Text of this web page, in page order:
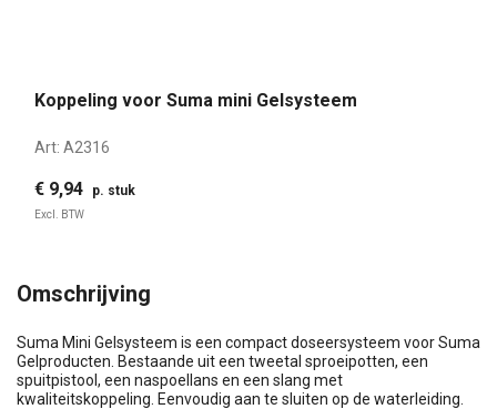
Koppeling voor Suma mini Gelsysteem
Art: A2316
€ 9,94 p. stuk
Excl. BTW
Omschrijving
Suma Mini Gelsysteem is een compact doseersysteem voor Suma
Gelproducten. Bestaande uit een tweetal sproeipotten, een
spuitpistool, een naspoellans en een slang met
kwaliteitskoppeling. Eenvoudig aan te sluiten op de waterleiding.